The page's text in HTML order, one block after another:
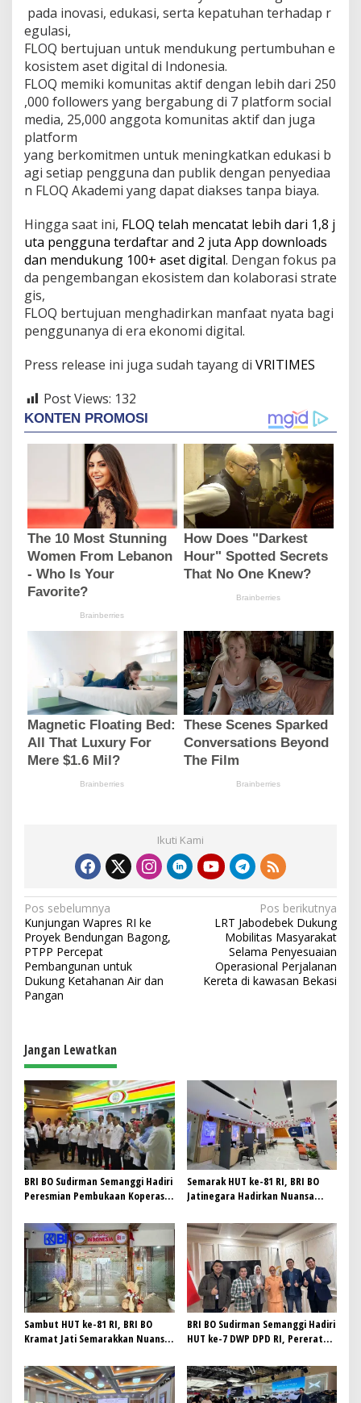
pada inovasi, edukasi, serta kepatuhan terhadap r
egulasi,
FLOQ bertujuan untuk mendukung pertumbuhan e
kosistem aset digital di Indonesia.
FLOQ memiki komunitas aktif dengan lebih dari 250
,000 followers yang bergabung di 7 platform social
media, 25,000 anggota komunitas aktif dan juga
platform
yang berkomitmen untuk meningkatkan edukasi b
agi setiap pengguna dan publik dengan penyediaa
n FLOQ Akademi yang dapat diakses tanpa biaya.
Hingga saat ini, FLOQ telah mencatat lebih dari 1,8 j
uta pengguna terdaftar and 2 juta App downloads
dan mendukung 100+ aset digital. Dengan fokus pa
da pengembangan ekosistem dan kolaborasi strate
gis,
FLOQ bertujuan menghadirkan manfaat nyata bagi
penggunanya di era ekonomi digital.
Press release ini juga sudah tayang di VRITIMES
Post Views: 132
Ikuti Kami
N
a
v
i
g
s
i
p
o
s
Pos sebelumnya
Kunjungan Wapres RI ke
Proyek Bendungan Bagong,
PTPP Percepat
Pembangunan untuk
Dukung Ketahanan Air dan
Pangan
Pos berikutnya
LRT Jabodebek Dukung
Mobilitas Masyarakat
Selama Penyesuaian
Operasional Perjalanan
Kereta di kawasan Bekasi
Jangan Lewatkan
BRI BO Sudirman Semanggi Hadiri
Peresmian Pembukaan Koperasi
Semarak HUT ke-81 RI, BRI BO
Jatinegara Hadirkan Nuansa
Kantor
Sambut HUT ke-81 RI, BRI BO
Kramat Jati Semarakkan Nuansa
BRI BO Sudirman Semanggi Hadiri
HUT ke-7 DWP DPD RI, Pererat